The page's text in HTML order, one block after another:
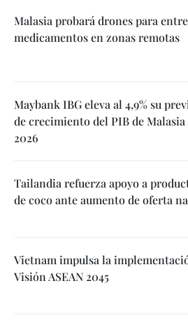
Malasia probará drones para
medicamentos en zonas remotas
Maybank IBG eleva al 4,9% su
de crecimiento del PIB de Malasia
2026
Tailandia refuerza apoyo a
de coco ante aumento de oferta
Vietnam impulsa la
Visión ASEAN 2045